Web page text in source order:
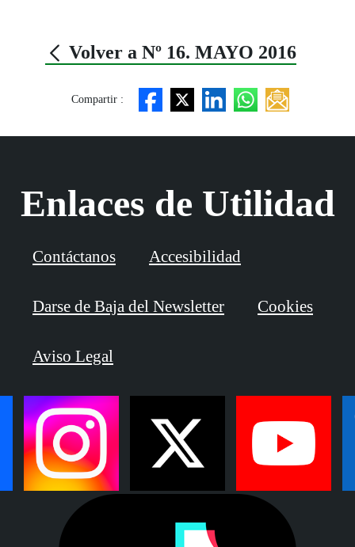
Volver a Nº 16. MAYO 2016
Compartir :
Enlaces de Utilidad
Contáctanos Accesibilidad
Darse de Baja del Newsletter Cookies
Aviso Legal